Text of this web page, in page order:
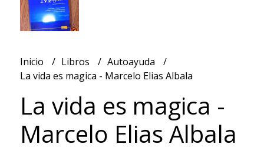
Inicio Libros
Autoayuda
La vida es magica - Marcelo Elias Albala
La vida es magica -
Marcelo Elias Albala